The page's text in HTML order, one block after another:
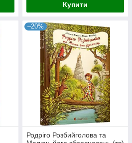
Купити
–20%
Родріго Розбийголова та